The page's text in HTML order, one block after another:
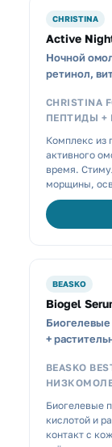
CHRISTINA
Active
Ночной
ретинол,
CHRISTINA
ПЕПТИДЫ +
Комплекс из
активного
время.
морщины,
BEASKO
Biogel
Биогелевые
+
BEASKO
Биогелевые
кислотой и
контакт с